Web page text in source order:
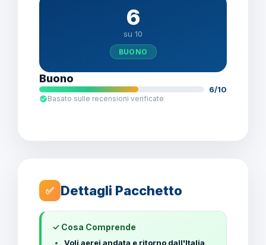
6
su 10
BUONO
Buono
6/10
Basato sulle recensioni verificate
✅ Dettagli Pacchetto
✓ Cosa Comprende
Voli aerei andata e ritorno dall'Italia